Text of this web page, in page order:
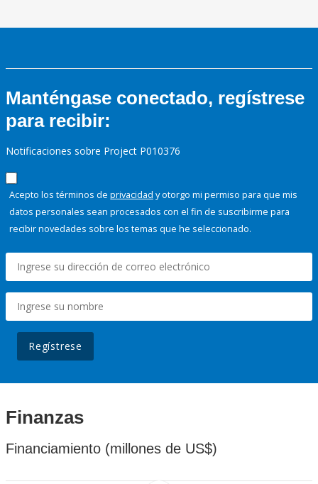
Manténgase conectado, regístrese
para recibir:
Notificaciones sobre Project P010376
Acepto los términos de privacidad y otorgo mi permiso para que mis
datos personales sean procesados con el fin de suscribirme para
recibir novedades sobre los temas que he seleccionado.
Regístrese
Finanzas
Financiamiento (millones de US$)